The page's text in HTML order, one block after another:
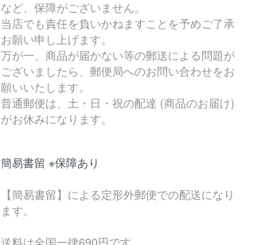
など、保障がございません。
当店でも責任を負いかねますことを予めご了承
お願い申し上げます。
万が一、商品が届かない等の郵送による問題が
ございましたら、郵便局へのお問い合わせをお
願いいたします。
普通郵便は、土・日・祝の配達 (商品のお届け)
がお休みになります。
簡易書留 ※保障あり
【簡易書留】による定形外郵便での配送になり
ます。
送料は全国一律690円です。